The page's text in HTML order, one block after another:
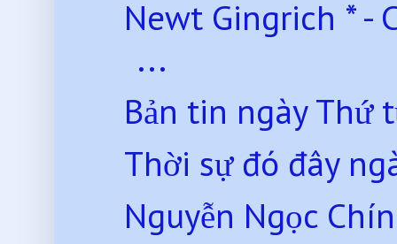
Newt Gingrich * -
...
Bản tin ngày Thứ
Thời sự đó đây
Nguyễn Ngọc